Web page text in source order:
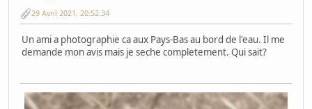
29 Avril 2021, 20:52:34
Un ami a photographie ca aux Pays-Bas au bord de l'eau. Il me
demande mon avis mais je seche completement. Qui sait?